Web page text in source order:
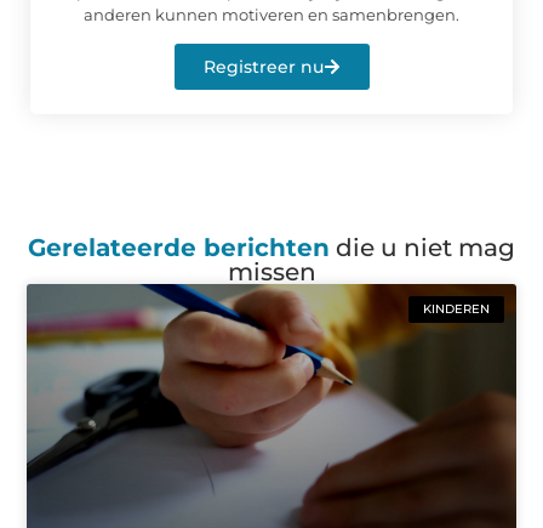
anderen kunnen motiveren en samenbrengen.
Registreer nu
Gerelateerde berichten die u niet mag
missen
KINDEREN